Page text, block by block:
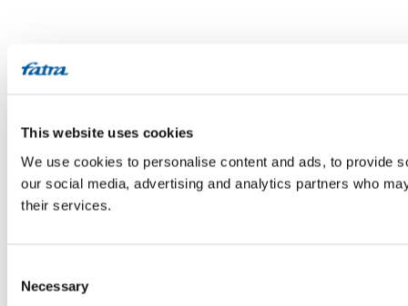
This website uses cookies
We use cookies to personalise content and ads, to provide
our social media, advertising and analytics partners who
their services.
Selection
Necessary